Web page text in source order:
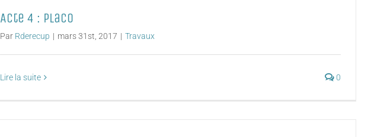
Acte 4 : Placo
Par Rderecup | mars 31st, 2017 | Travaux
Lire la suite 0